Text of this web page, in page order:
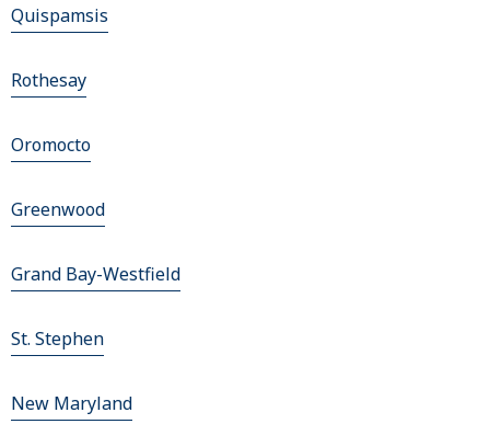
Quispamsis
Rothesay
Oromocto
Greenwood
Grand Bay-Westfield
St. Stephen
New Maryland